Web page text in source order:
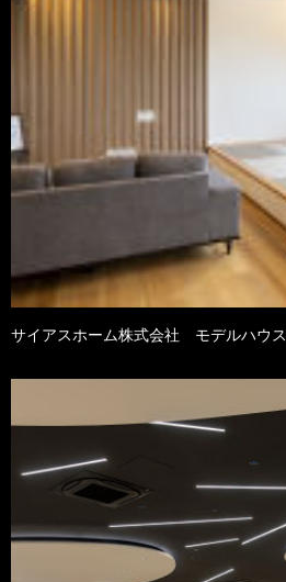
サイアスホーム株式会社 モデルハウス